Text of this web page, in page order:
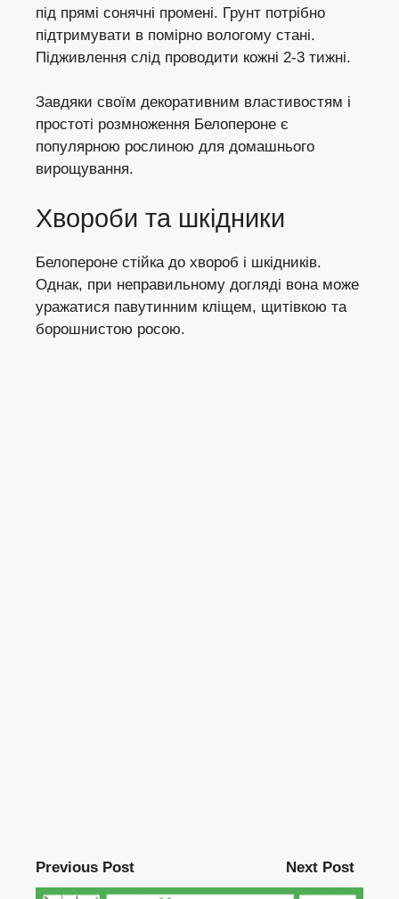
під прямі сонячні промені. Грунт потрібно
підтримувати в помірно вологому стані.
Підживлення слід проводити кожні 2-3 тижні.
Завдяки своїм декоративним властивостям і
простоті розмноження Белопероне є
популярною рослиною для домашнього
вирощування.
Хвороби та шкідники
Белопероне стійка до хвороб і шкідників.
Однак, при неправильному догляді вона може
уражатися павутинним кліщем, щитівкою та
борошнистою росою.
Previous Post Next Post